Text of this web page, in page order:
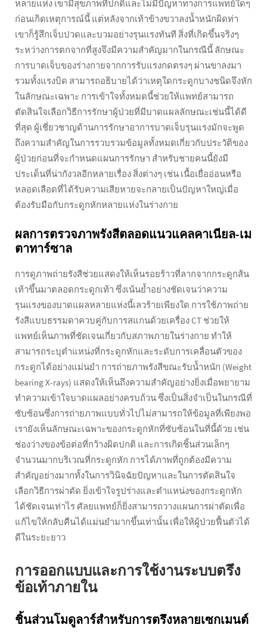
หลายแห่ง เขามีสุขภาพที่ปกติและไม่มีปัญหาทางการแพทย์ใดๆ
ก่อนเกิดเหตุการณ์นี้ แต่หลังจากเท้าข้างขวาลงน้ำหนักผิดท่า
เขาก็รู้สึกเจ็บปวดและบวมอย่างรุนแรงทันที สิ่งที่เกิดขึ้นจริงๆ
ระหว่างการตกจากที่สูงจึงมีความสำคัญมากในกรณีนี้ ลักษณะ
การบาดเจ็บของร่างกายจากการรับแรงกดตรงๆ ผ่านขาลงมา
รวมทั้งแรงบิด สามารถอธิบายได้ว่าเหตุใดกระดูกบางชนิดจึงหัก
ในลักษณะเฉพาะ การเข้าใจทั้งหมดนี้ช่วยให้แพทย์สามารถ
ตัดสินใจเลือกวิธีการรักษาผู้ป่วยที่มีบาดแผลลักษณะเช่นนี้ได้ดี
ที่สุด ผู้เชี่ยวชาญด้านการรักษาอาการบาดเจ็บรุนแรงมักจะพูด
ถึงความสำคัญในการรวบรวมข้อมูลทั้งหมดเกี่ยวกับประวัติของ
ผู้ป่วยก่อนที่จะกำหนดแผนการรักษา สำหรับชายคนนี้ยังมี
ประเด็นที่น่ากังวลอีกหลายเรื่อง สิ่งต่างๆ เช่น เนื้อเยื่ออ่อนหรือ
หลอดเลือดที่ได้รับความเสียหายจะกลายเป็นปัญหาใหญ่เมื่อ
ต้องรับมือกับกระดูกหักหลายแห่งในร่างกาย
ผลการตรวจภาพรังสีตลอดแนวแคลคาเนียล-เม
ตาทาร์ซาล
การดูภาพถ่ายรังสีช่วยแสดงให้เห็นรอยร้าวที่ลากจากกระดูกส้น
เท้าขึ้นมาตลอดกระดูกเท้า ซึ่งเน้นย้ำอย่างชัดเจนว่าความ
รุนแรงของบาดแผลหลายแห่งนี้เลวร้ายเพียงใด การใช้ภาพถ่าย
รังสีแบบธรรมดาควบคู่กับการสแกนด้วยเครื่อง CT ช่วยให้
แพทย์เห็นภาพที่ชัดเจนเกี่ยวกับสภาพภายในร่างกาย ทำให้
สามารถระบุตำแหน่งที่กระดูกหักและระดับการเคลื่อนตัวของ
กระดูกได้อย่างแม่นยำ การถ่ายภาพรังสีขณะรับน้ำหนัก (Weight
bearing X-rays) แสดงให้เห็นถึงความสำคัญอย่างยิ่งเมื่อพยายาม
ทำความเข้าใจบาดแผลอย่างครบถ้วน ซึ่งเป็นสิ่งจำเป็นในกรณีที่
ซับซ้อนซึ่งการถ่ายภาพแบบทั่วไปไม่สามารถให้ข้อมูลที่เพียงพอ
เรายังเห็นลักษณะเฉพาะของกระดูกหักที่ซับซ้อนในที่นี้ด้วย เช่น
ช่องว่างของข้อต่อที่กว้างผิดปกติ และการเกิดชิ้นส่วนเล็กๆ
จำนวนมากบริเวณที่กระดูกหัก การได้ภาพที่ถูกต้องมีความ
สำคัญอย่างมากทั้งในการวินิจฉัยปัญหาและในการตัดสินใจ
เลือกวิธีการผ่าตัด ยิ่งเข้าใจรูปร่างและตำแหน่งของกระดูกหัก
ได้ชัดเจนเท่าไร ศัลยแพทย์ก็ยิ่งสามารถวางแผนการผ่าตัดเพื่อ
แก้ไขให้กลับคืนได้แม่นยำมากขึ้นเท่านั้น เพื่อให้ผู้ป่วยฟื้นตัวได้
ดีในระยะยาว
การออกแบบและการใช้งานระบบตรึง
ข้อเท้าภายใน
ชิ้นส่วนโมดูลาร์สำหรับการตรึงหลายเซกเมนต์